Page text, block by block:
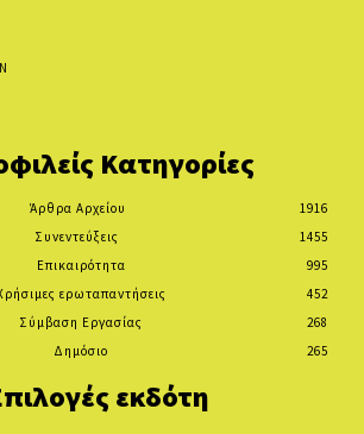
Κατηγορίες
Άρθρα Αρχείου
1916
Συνεντεύξεις
1455
Επικαιρότητα
995
ερωταπαντήσεις
452
Σύμβαση Εργασίας
268
Δημόσιο
265
εκδότη